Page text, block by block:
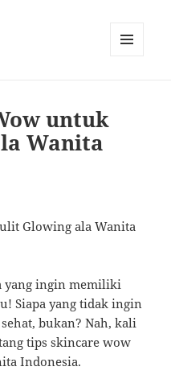
untuk
Wanita
Glowing ala Wanita
yang ingin memiliki
Siapa yang tidak ingin
bukan? Nah, kali
tips skincare wow
Indonesia.